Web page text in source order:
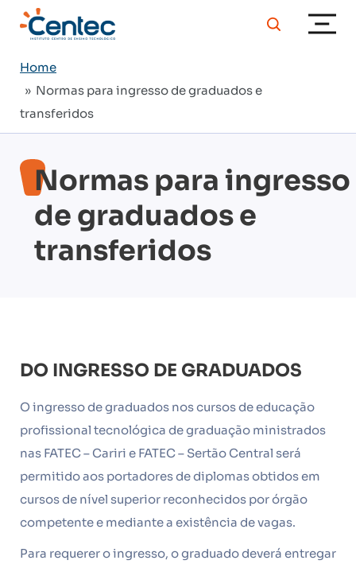
Home
» Normas para ingresso de graduados e
transferidos
Normas para ingresso
de graduados e
transferidos
DO INGRESSO DE GRADUADOS
O ingresso de graduados nos cursos de educação
profissional tecnológica de graduação ministrados
nas FATEC – Cariri e FATEC – Sertão Central será
permitido aos portadores de diplomas obtidos em
cursos de nível superior reconhecidos por órgão
competente e mediante a existência de vagas.
Para requerer o ingresso, o graduado deverá entregar